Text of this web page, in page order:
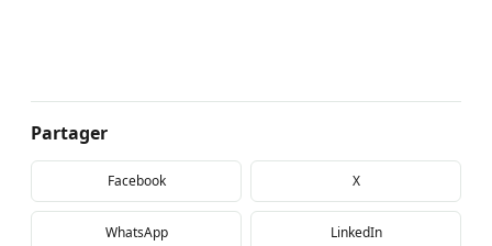
Partager
Facebook X
WhatsApp LinkedIn